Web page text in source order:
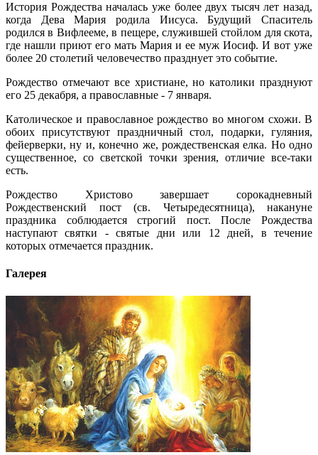
История Рождества началась уже более двух тысяч лет назад,
когда Дева Мария родила Иисуса. Будущий Спаситель
родился в Вифлееме, в пещере, служившей стойлом для скота,
где нашли приют его мать Мария и ее муж Иосиф. И вот уже
более 20 столетий человечество празднует это событие.
Рождество отмечают все христиане, но католики празднуют
его 25 декабря, а православные - 7 января.
Католическое и православное рождество во многом схожи. В
обоих присутствуют праздничный стол, подарки, гуляния,
фейерверки, ну и, конечно же, рождественская елка. Но одно
существенное, со светской точки зрения, отличие все-таки
есть.
Рождество Христово завершает сорокадневный
Рождественский пост (св. Четыредесятница), накануне
праздника соблюдается строгий пост. После Рождества
наступают святки - святые дни или 12 дней, в течение
которых отмечается праздник.
Галерея